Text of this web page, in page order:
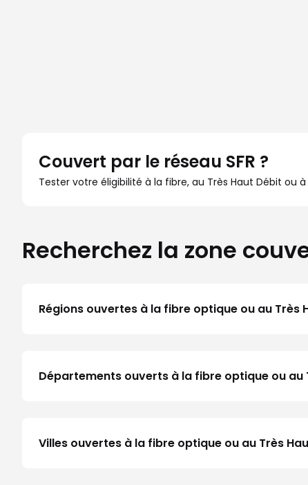
Couvert par le réseau SFR ?
Tester votre éligibilité à la fibre, au Très Haut Débit ou
Recherchez la zone
Régions ouvertes à la fibre optique ou au Très
Départements ouverts à la fibre optique ou
Villes ouvertes à la fibre optique ou au Très